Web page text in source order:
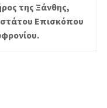
της Ξάνθης,
Επισκόπου